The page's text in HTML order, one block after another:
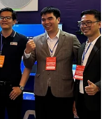
họp thông minh thế hệ